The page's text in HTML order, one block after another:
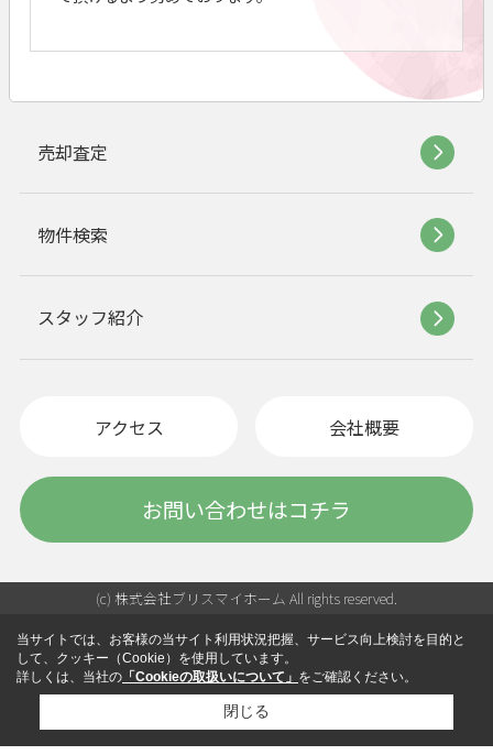
売却査定
物件検索
スタッフ紹介
アクセス 会社概要
お問い合わせはコチラ
(c) 株式会社ブリスマイホーム All rights reserved.
当サイトでは、お客様の当サイト利用状況把握、サービス向上検討を目的と
して、クッキー（Cookie）を使用しています。
詳しくは、当社の 「Cookieの取扱いについて」 をご確認ください。
閉じる